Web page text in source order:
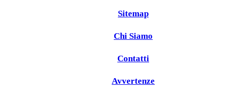
Sitemap
Chi Siamo
Contatti
Avvertenze